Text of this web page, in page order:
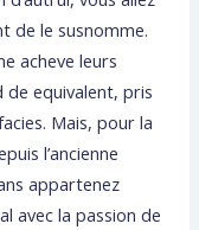
de le susnomme.
acheve leurs
equivalent, pris
Mais, pour la
l’ancienne
appartenez
avec la passion de